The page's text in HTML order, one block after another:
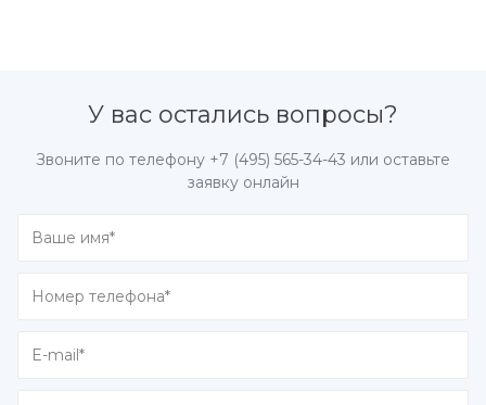
У вас остались вопросы?
Звоните по телефону +7 (495) 565-34-43 или оставьте
заявку онлайн